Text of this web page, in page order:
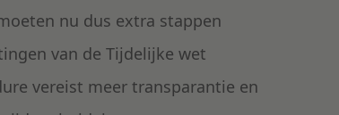
nu dus extra stappen
van de Tijdelijke wet
vereist meer transparantie en